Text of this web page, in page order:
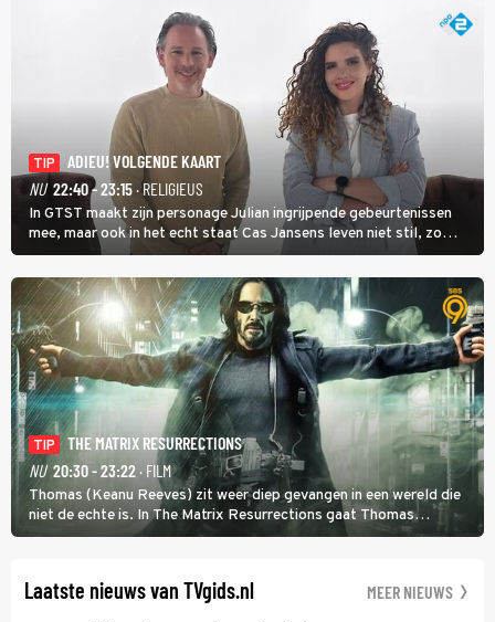
TIP
ADIEU! VOLGENDE KAART
NU 22:40 - 23:15· RELIGIEUS
In GTST maakt zijn personage Julian ingrijpende gebeurtenissen
mee, maar ook in het echt staat Cas Jansens leven niet stil, zo
vertelt hij in Adieu! Volgende Kaart.
TIP
THE MATRIX RESURRECTIONS
NU 20:30 - 23:22 · FILM
Thomas (Keanu Reeves) zit weer diep gevangen in een wereld die
niet de echte is. In The Matrix Resurrections gaat Thomas
proberen uit deze schijnwereld te ontsnappen.
Laatste nieuws van TVgids.nl MEER NIEUWS